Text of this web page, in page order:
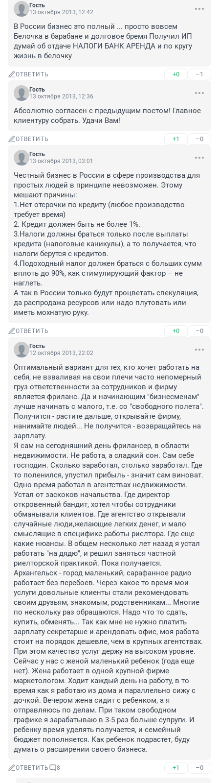
Гость
13 октября 2013, 12:42
В России бизнес это полный ... просто вовсем
Белочка в барабане и долговое бремя Получил ИП
думай об отдаче НАЛОГИ БАНК АРЕНДА и по кругу
жизнь в белочку
ОТВЕТИТЬ +0 –1
Гость
13 октября 2013, 12:36
Абсолютно согласен с предыдущим постом! Главное
клиентуру собрать. Удачи Вам!
ОТВЕТИТЬ +1 –0
Гость
13 октября 2013, 03:01
Честный бизнес в России в сфере производства для
простых людей в принципе невозможен. Этому
мешают причины:
1.Нет отсрочки по кредиту (любое производство
требует время)
2. Кредит должен быть не более 1%.
3.Налоги должны браться только после выплаты
кредита (налоговые каникулы), а то получается, что
налоги берутся с кредитов.
4.Подоходный налог должен браться с больших сумм
вплоть до 90%, как стимулирующий фактор – не
наглеть.
А так в России только будут процветать спекуляция,
да распродажа ресурсов или надо плутовать или
иметь мохнатую руку.
ОТВЕТИТЬ +0 –0
Гость
12 октября 2013, 22:02
Оптимальный вариант для тех, кто хочет работать на
себя, не взваливая на свои плечи часто непомерный
груз ответственности за сотрудников и фирму
является фриланс. Да и начинающим "бизнесменам"
лучше начинать с малого, т.е. со "свободного полета".
Получится - растите дальше, открывайте фирму,
нанимайте людей... Не получится - возвращайтесь на
зарплату.
Я сам на сегодняшний день фрилансер, в области
недвижимости. Не работа, а сладкий сон. Сам себе
господин. Сколько заработал, столько заработал. Где
то поленился, упустил прибыль - значит сам виноват.
Одно время работал в агентствах недвижимости.
Устал от заскоков начальства. Где директор
откровенный бандит, хотел чтобы сотрудники
обманывали клиентов. Где агентство открывали
случайные люди,желающие легких денег, и мало
смыслящие в специфике работы риелтора. Где еще
какие нюансы. В общем несколько лет назад я устал
работать "на дядю", и решил заняться частной
риелторской практикой. Пока получается.
Архангельск - город маленький, сарафанное радио
работает без перебоев. Через какое то время мои
услуги довольные клиенты стали рекомендовать
своим друзьям, знакомым, родственникам... Многие
по нескольку раз обращаются. Надо что то сдать,
купить, обменять... Так как мне не нужно платить
зарплату секретарше и арендовать офис, моя работа
стоит на порядок дешевле, чем в крупных агентствах.
При этом качество услуг держу на высоком уровне.
Сейчас у нас с женой маленький ребенок (года еще
нет). Жена работает в одной крупной фирме
маркетологом. Ходит каждый день на работу, в то
время как я работаю из дома и параллельно сижу с
дочкой. Вечером жена сидит с ребенком, а я
отправляюсь по делам. При таком свободном
графике я зарабатываю в 3-5 раз больше супруги. И
ребенку время уделять получается, и семейный
бюджет пополняется. Как ребенок подрастет, буду
думать о расширении своего бизнеса.
ОТВЕТИТЬ 8 +1 –0